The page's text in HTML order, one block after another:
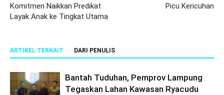
Komitmen Naikkan Predikat
Layak Anak ke Tingkat Utama
Picu Kericuhan
ARTIKEL TERKAIT DARI PENULIS
Bantah Tuduhan, Pemprov Lampung
Tegaskan Lahan Kawasan Ryacudu